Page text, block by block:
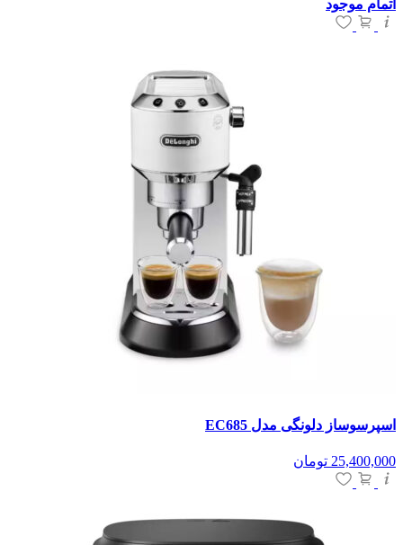
اتمام موجود
اسپرسوساز دلونگی مدل EC685
25,400,000 تومان